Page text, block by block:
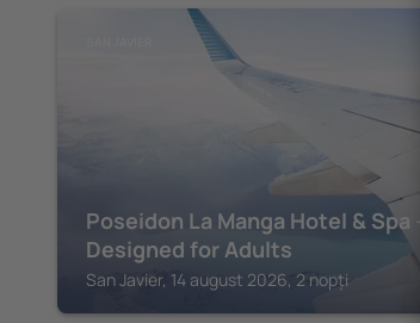
Poseidon La Manga Hotel & Spa -
Designed for Adults
San Javier, 14 august 2026, 2 nopți